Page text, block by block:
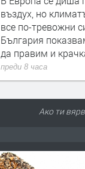
въздух, но
все по-тревожни
България
да правим и
преди 8 часа
Ако ти